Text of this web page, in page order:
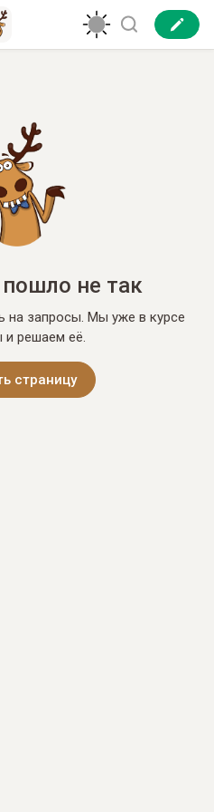
не так
на запросы. Мы уже в курсе
и решаем её.
страницу